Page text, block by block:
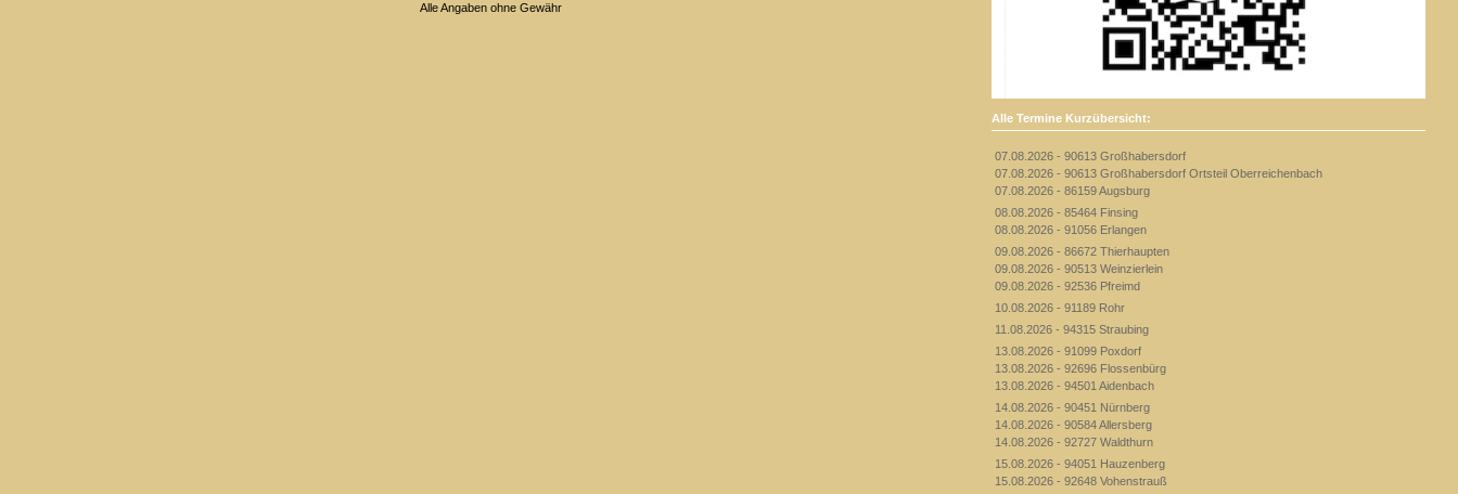
Alle Angaben ohne Gewähr
Alle Termine Kurzübersicht:
07.08.2026 - 90613 Großhabersdorf
07.08.2026 - 90613 Großhabersdorf Ortsteil Oberreichenbach
07.08.2026 - 86159 Augsburg
08.08.2026 - 85464 Finsing
08.08.2026 - 91056 Erlangen
09.08.2026 - 86672 Thierhaupten
09.08.2026 - 90513 Weinzierlein
09.08.2026 - 92536 Pfreimd
10.08.2026 - 91189 Rohr
11.08.2026 - 94315 Straubing
13.08.2026 - 91099 Poxdorf
13.08.2026 - 92696 Flossenbürg
13.08.2026 - 94501 Aidenbach
14.08.2026 - 90451 Nürnberg
14.08.2026 - 90584 Allersberg
14.08.2026 - 92727 Waldthurn
15.08.2026 - 94051 Hauzenberg
15.08.2026 - 92648 Vohenstrauß